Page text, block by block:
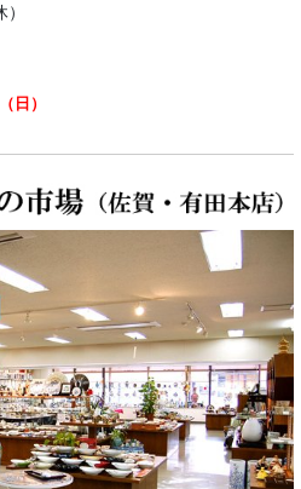
）